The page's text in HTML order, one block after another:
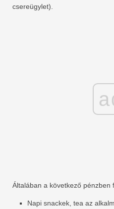
csereügylet).
Általában a következő pénzben
Napi snackek, tea az